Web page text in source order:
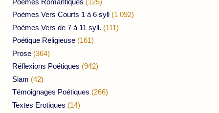
Poèmes Vers Courts 1 à 6 syll (1 092)
Poèmes Vers de 7 à 11 syll. (111)
Poétique Religieuse (161)
Prose (364)
Réflexions Poétiques (942)
Slam (42)
Témoignages Poétiques (266)
Textes Erotiques (14)